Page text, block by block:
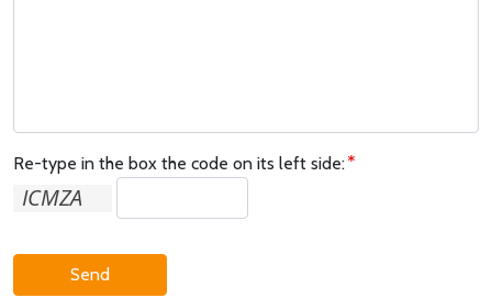
Re-type in the box the code on its left side:
Send